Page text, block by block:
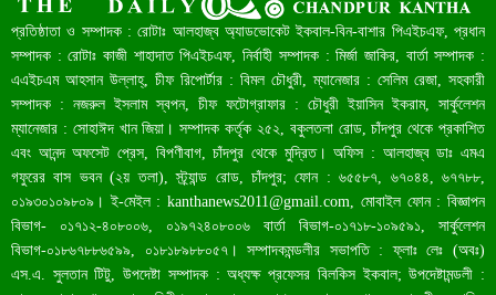
রেকর্ড ৪৫.৪৬ বিলিয়ন ডলারের রিজার্ভ
বাংলাদেশ আজ মধ্যম আয়ের দেশে উন্নীত হওয়ার পথে
প্রতিষ্ঠাতা ও সম্পাদক : রোটাঃ আলহাজ্ব অ্যাডভোকেট ইকবাল-বিন-বাশার পিএইচএফ, প্রধান
সম্পাদক : রোটাঃ কাজী শাহাদাত পিএইচএফ, নির্বাহী সম্পাদক : মির্জা জাকির, বার্তা সম্পাদক :
এএইচএম আহসান উল্লাহ্, চীফ রিপোর্টার : বিমল চৌধুরী, ম্যানেজার : সেলিম রেজা, সহকারী
সম্পাদক : নজরুল ইসলাম স্বপন, চীফ ফটোগ্রাফার : চৌধুরী ইয়াসিন ইকরাম, সার্কুলেশন
ম্যানেজার : সোহাঈদ খান জিয়া। সম্পাদক কর্তৃক ২৫২, বকুলতলা রোড, চাঁদপুর থেকে প্রকাশিত
এবং আনন্দ অফসেট প্রেস, বিপণীবাগ, চাঁদপুর থেকে মুদ্রিত। অফিস : আলহাজ্ব ডাঃ এমএ
গফুরের বাস ভবন (২য় তলা), স্ট্র্যান্ড রোড, চাঁদপুর; ফোন : ৬৫৫৮৭, ৬৭০৪৪, ৬৭৭৮৮,
০১৯৩০১০৯৮০৯। ই-মেইল :kanthanews2011@gmail.com , মোবাইল ফোন : বিজ্ঞাপন
বিভাগ- ০১৭১২-৪০৮০০৬, ০১৯৭২৪০৮০০৬ বার্তা বিভাগ-০১৭১৮-১০৯৫৯১, সার্কুলেশন
বিভাগ-০১৮৬৭৮৮৬৫৯৯, ০১৮১৮৯৮৮০৫৭। সম্পাদকমন্ডলীর সভাপতি : ফ্লাঃ লেঃ (অবঃ)
এস.এ. সুলতান টিটু, উপদেষ্টা সম্পাদক : অধ্যক্ষ প্রফেসর বিলকিস ইকবাল; উপদেষ্টামন্ডলী :